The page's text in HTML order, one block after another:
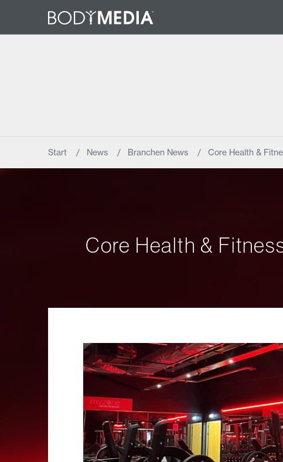
Start News Branchen News Core Health &
Core Health &